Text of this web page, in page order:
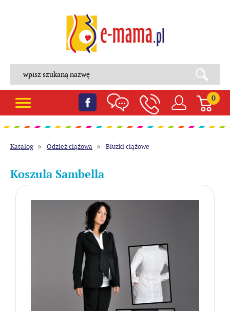
0
Katalog Odzież ciążowa Bluzki ciążowe
Koszula Sambella